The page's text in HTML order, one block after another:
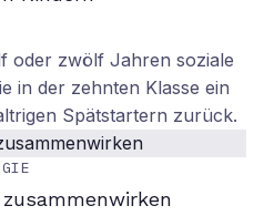
oder zwölf Jahren soziale
in der zehnten Klasse ein
Spätstartern zurück.